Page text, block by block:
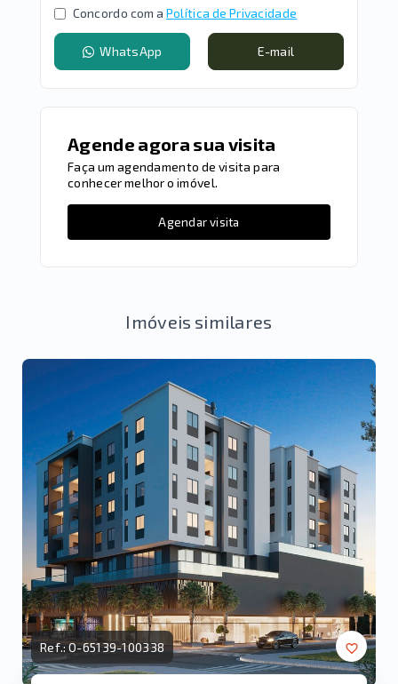
Concordo com a Política de Privacidade
WhatsApp E-mail
Agende agora sua visita
Faça um agendamento de visita para
conhecer melhor o imóvel.
Agendar visita
Imóveis similares
Ref.:O-65139-100338